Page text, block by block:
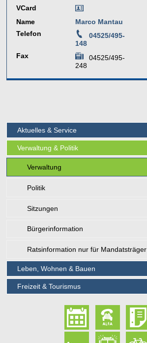
VCard
Name
Marco Mantau
Telefon
04525/495-
148
Fax
04525/495-
248
Aktuelles & Service
Verwaltung & Politik
Verwaltung
Politik
Sitzungen
Bürgerinformation
Ratsinformation nur für Mandatsträger
Leben, Wohnen & Bauen
Freizeit & Tourismus